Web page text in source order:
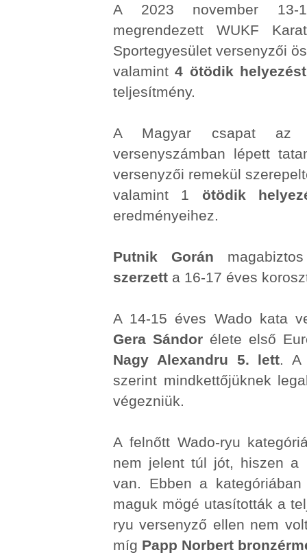
A 2023 november 13-
megrendezett WUKF
Sportegyesület versenyzői
valamint4 ötödik helyezést
teljesítmény.
A Magyar csapat az
versenyszámban lépett
versenyzői remekül
valamint 1
ötödik
eredményeihez.
Putnik Gorán
szerzett a 16-17 éves
A 14-15 éves Wado kata
Gera Sándor élete első
Nagy Alexandru 5. lett .
szerint mindkettőjüknek
végezniük.
A felnőtt Wado-ryu
nem jelent túl jót, hiszen a
van. Ebben a
maguk mögé utasították a
ryu versenyző ellen nem
míg Papp Norbert